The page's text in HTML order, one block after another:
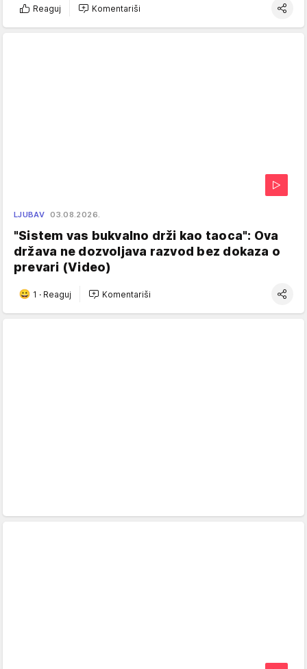
Reaguj Komentariši
LJUBAV 03.08.2026.
"Sistem vas bukvalno drži kao taoca": Ova
država ne dozvoljava razvod bez dokaza o
prevari (Video)
1 · Reaguj Komentariši